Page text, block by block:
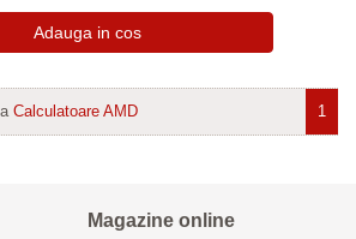
Calculatoare AMD 1
Magazine online